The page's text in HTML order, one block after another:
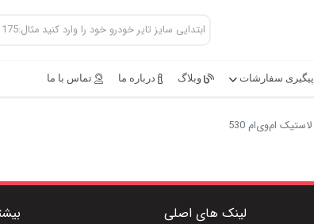
پیگیری سفارشات وبلاگ درباره ما تماس با ما
لاستیک ام‌وی‌ام 530
لینک های اصلی